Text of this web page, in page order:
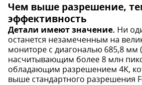
Чем выше разрешение,
эффективность
Детали имеют значение. Ни
останется незамеченным на
мониторе с диагональю 685,8 мм
насчитывающим более 8 млн
обладающим разрешением 4K,
выше стандартного разрешения